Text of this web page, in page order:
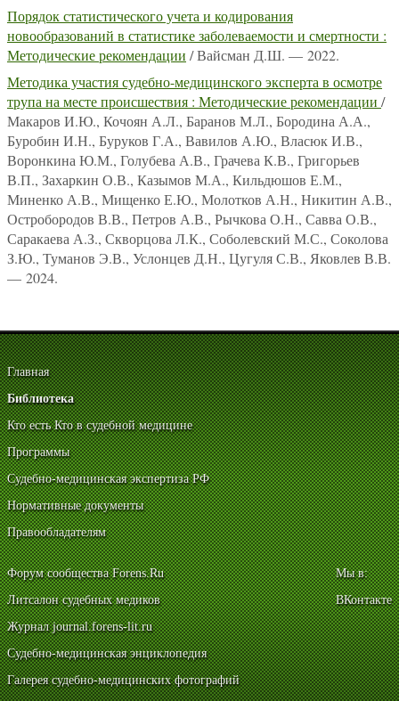
Порядок статистического учета и кодирования
новообразований в статистике заболеваемости и смертности :
Методические рекомендации / Вайсман Д.Ш. — 2022.
Методика участия судебно-медицинского эксперта в осмотре
трупа на месте происшествия : Методические рекомендации /
Макаров И.Ю., Кочоян А.Л., Баранов М.Л., Бородина А.А.,
Буробин И.Н., Буруков Г.А., Вавилов А.Ю., Власюк И.В.,
Воронкина Ю.М., Голубева А.В., Грачева К.В., Григорьев
В.П., Захаркин О.В., Казымов М.А., Кильдюшов Е.М.,
Миненко А.В., Мищенко Е.Ю., Молотков А.Н., Никитин А.В.,
Остробородов В.В., Петров А.В., Рычкова О.Н., Савва О.В.,
Саракаева А.З., Скворцова Л.К., Соболевский М.С., Соколова
З.Ю., Туманов Э.В., Услонцев Д.Н., Цугуля С.В., Яковлев В.В.
— 2024.
Главная
Библиотека
Кто есть Кто в судебной медицине
Программы
Судебно-медицинская экспертиза РФ
Нормативные документы
Правообладателям
Форум сообщества Forens.Ru
Литсалон судебных медиков
Журнал journal.forens-lit.ru
Судебно-медицинская энциклопедия
Галерея судебно-медицинских фотографий
Мы в:
ВКонтакте